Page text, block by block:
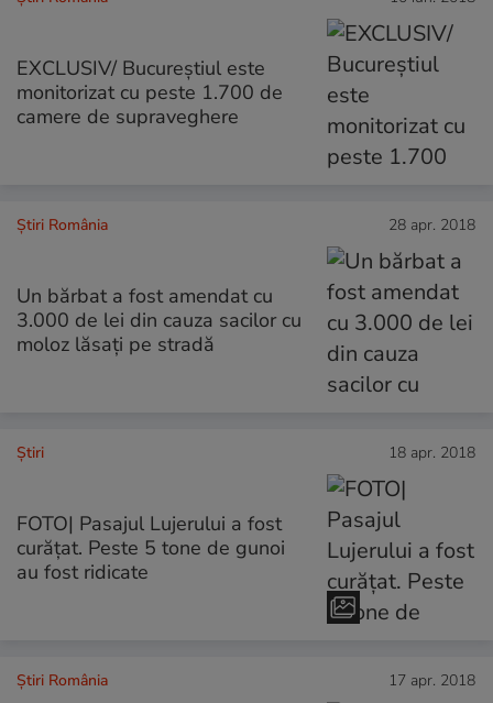
EXCLUSIV/ Bucureștiul este
monitorizat cu peste 1.700 de
camere de supraveghere
Știri România 28 apr. 2018
Un bărbat a fost amendat cu
3.000 de lei din cauza sacilor cu
moloz lăsați pe stradă
Ştiri 18 apr. 2018
FOTO| Pasajul Lujerului a fost
curățat. Peste 5 tone de gunoi
au fost ridicate
Știri România 17 apr. 2018